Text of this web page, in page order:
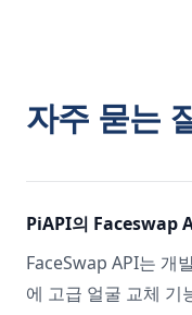
자주 묻는
PiAPI의 Faceswap
FaceSwap API는 개
에 고급 얼굴 교체 기